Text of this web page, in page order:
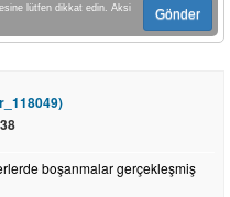
lütfen dikkat edin. Aksi
Gönder
boşanmalar gerçekleşmiş